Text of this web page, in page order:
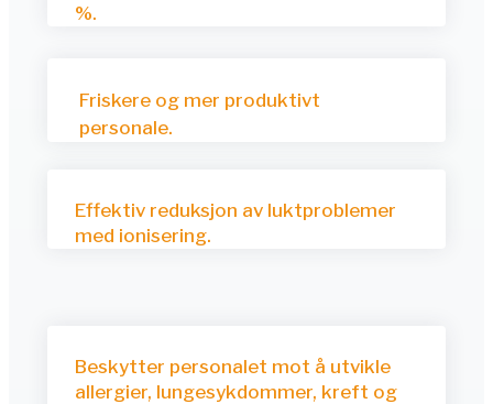
%.
Friskere og mer produktivt
personale.
Effektiv reduksjon av luktproblemer
med ionisering.
Beskytter personalet mot å utvikle
allergier, lungesykdommer, kreft og